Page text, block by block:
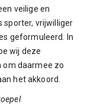
veilige en
sporter, vrijwilliger
geformuleerd. In
wij deze
om daarmee zo
het akkoord.